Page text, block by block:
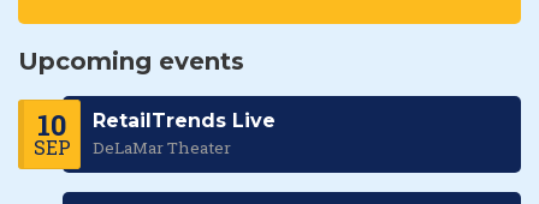
Upcoming events
10
SEP
RetailTrends Live
DeLaMar Theater